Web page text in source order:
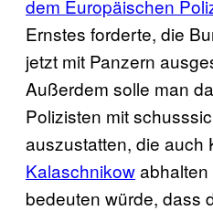
dem Europäischen
Ernstes forderte, die
jetzt mit Panzern
Außerdem solle man
Polizisten mit
auszustatten, die auch
Kalaschnikow
bedeuten würde, dass